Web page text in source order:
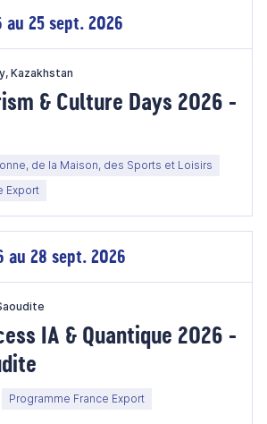
25 sept. 2026
Kazakhstan
& Culture Days 2026 -
de la Maison, des Sports et Loisirs
Export
au 28 sept. 2026
IA & Quantique 2026 -
Programme France Export